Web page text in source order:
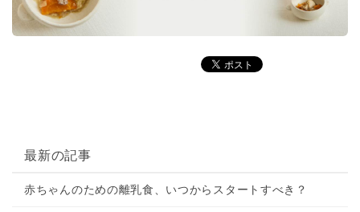
最新の記事
赤ちゃんのための離乳食、いつからスタートすべき？